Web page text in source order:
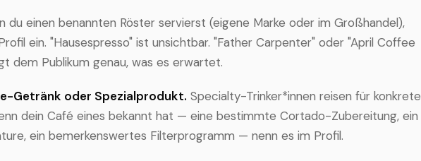
du einen benannten Röster servierst (eigene Marke oder im Großhandel),
ein. "Hausespresso" ist unsichtbar. "Father Carpenter" oder "April Coffee
dem Publikum genau, was es erwartet.
Getränk oder Spezialprodukt. Specialty-Trinker*innen reisen für konkrete
dein Café eines bekannt hat — eine bestimmte Cortado-Zubereitung, ein
ein bemerkenswertes Filterprogramm — nenn es im Profil.